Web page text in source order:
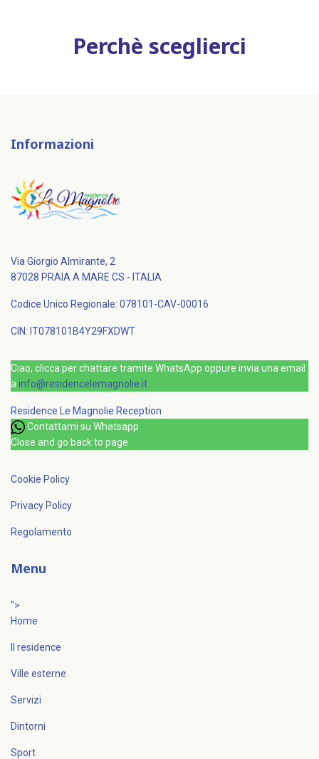
Perchè sceglierci
Informazioni
Via Giorgio Almirante, 2
87028 PRAIA A MARE CS - ITALIA
Codice Unico Regionale: 078101-CAV-00016
CIN: IT078101B4Y29FXDWT
Ciao, clicca per chattare tramite WhatsApp oppure invia una email
a info@residencelemagnolie.it
Residence Le Magnolie Reception
Contattami su Whatsapp
Close and go back to page
Cookie Policy
Privacy Policy
Regolamento
Menu
">
Home
Il residence
Ville esterne
Servizi
Dintorni
Sport